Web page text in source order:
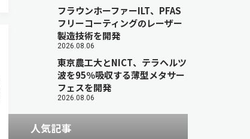
フラウンホーファーILT、PFAS
フリーコーティングのレーザー
製造技術を開発
2026.08.06
東京農工大とNICT、テラヘルツ
波を95％吸収する薄型メタサー
フェスを開発
2026.08.06
人気記事